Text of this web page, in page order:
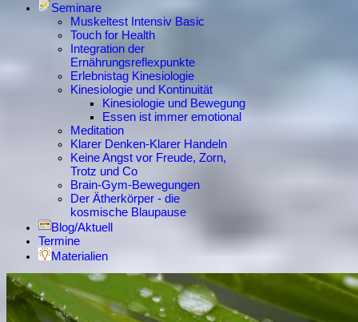
Seminare
Muskeltest Intensiv Basic
Touch for Health
Integration der
Ernährungsreflexpunkte
Erlebnistag Kinesiologie
Kinesiologie und Kontinuität
Kinesiologie und Bewegung
Essen ist immer emotional
Meditation
Klarer Denken-Klarer Handeln
Keine Angst vor Freude, Zorn,
Trotz und Co
Brain-Gym-Bewegungen
Der Ätherkörper - die
kosmische Blaupause
Blog/Aktuell
Termine
Materialien